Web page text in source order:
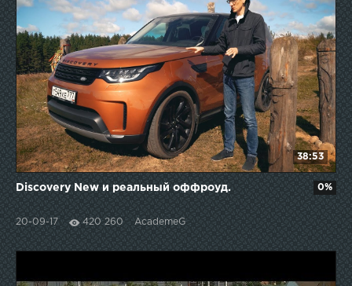
38:53
Discovery New и реальный оффроуд.
20-09-17 420 260 AcademeG
0%